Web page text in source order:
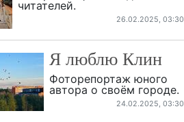
читателей.
26.02.2025, 03:30
Я люблю Клин
Фоторепортаж юного
автора о своём городе.
24.02.2025, 03:30